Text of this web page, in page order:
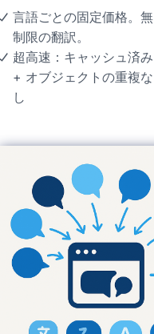
言語ごとの固定価格。無
制限の翻訳。
超高速：キャッシュ済み
+ オブジェクトの重複な
し